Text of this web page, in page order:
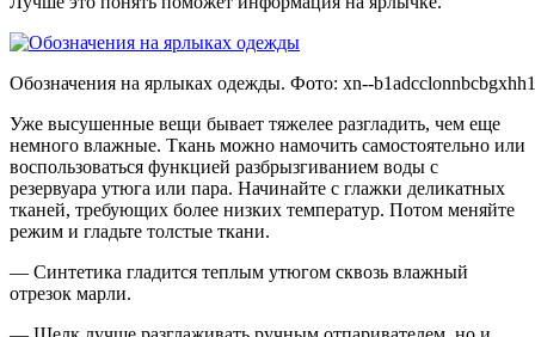
Обозначения на ярлыках одежды. Фото: xn--
Уже высушенные вещи бывает тяжелее разгладить, чем еще
немного влажные. Ткань можно намочить самостоятельно или
воспользоваться функцией разбрызгиванием воды с
резервуара утюга или пара. Начинайте с глажки деликатных
тканей, требующих более низких температур. Потом меняйте
режим и гладьте толстые ткани.
— Синтетика гладится теплым утюгом сквозь влажный
отрезок марли.